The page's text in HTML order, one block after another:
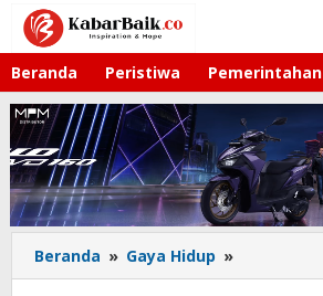
Lewati
konten
Beranda Peristiwa Pemerintahan
Beranda » Gaya Hidup »
Tradisi